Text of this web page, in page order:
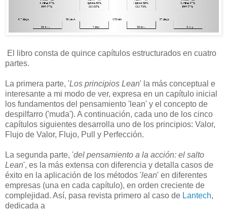
El libro consta de quince capítulos estructurados en cuatro
partes.
La primera parte, 'Los principios Lean' la más conceptual e
interesante a mi modo de ver, expresa en un capítulo inicial
los fundamentos del pensamiento 'lean' y el concepto de
despilfarro ('muda'). A continuación, cada uno de los cinco
capítulos siguientes desarrolla uno de los principios: Valor,
Flujo de Valor, Flujo, Pull y Perfección.
La segunda parte, 'del pensamiento a la acción: el salto
Lean', es la más extensa con diferencia y detalla casos de
éxito en la aplicación de los métodos 'lean' en diferentes
empresas (una en cada capítulo), en orden creciente de
complejidad. Así, pasa revista primero al caso de Lantech,
dedicada a